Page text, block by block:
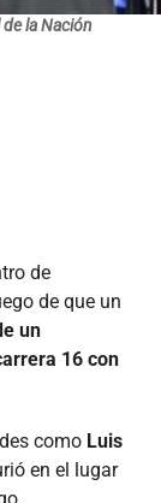
de la Nación
de
de que un
un
16 con
como Luis
en el lugar